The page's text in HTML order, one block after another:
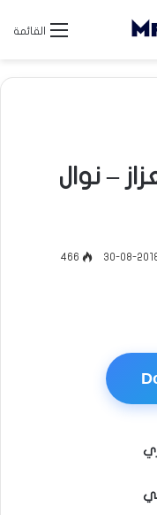
القائمة
– نوال
466